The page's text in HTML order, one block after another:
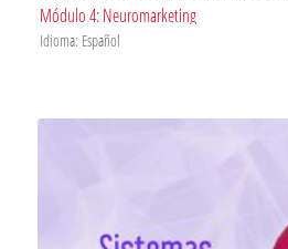
Módulo 4: Neuromarketing
Idioma: Español